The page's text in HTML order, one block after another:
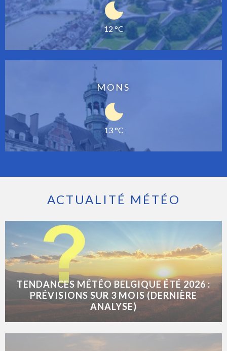
12 °C
MONS
13 °C
ACTUALITÉ MÉTÉO
TENDANCES MÉTÉO BELGIQUE ÉTÉ 2026 :
PRÉVISIONS SUR 3 MOIS (DERNIÈRE
ANALYSE)